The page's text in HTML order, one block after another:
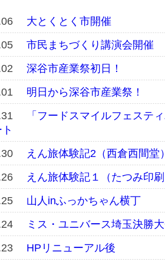
大とくとく市開催
市民まちづくり講演会開催
深谷市産業祭初日！
明日から深谷市産業祭！
「フードスマイルフェステ
えん旅体験記2（西倉西間堂
えん旅体験記１（たつみ印
山人inふっかちゃん横丁
ミス・ユニバース埼玉決勝
HPリニューアル後